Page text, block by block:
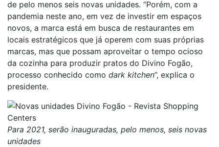
de pelo menos seis novas unidades. “Porém, com a
pandemia neste ano, em vez de investir em espaços
novos, a marca está em busca de restaurantes em
locais estratégicos que já operem com suas próprias
marcas, mas que possam aproveitar o tempo ocioso
da cozinha para produzir pratos do Divino Fogão,
processo conhecido como dark kitchen”, explica o
presidente.
Para 2021, serão inauguradas, pelo menos, seis novas
unidades